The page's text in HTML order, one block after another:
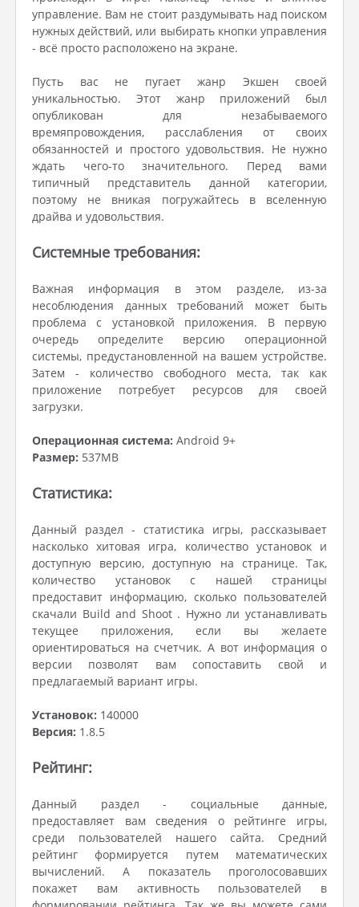
управление. Вам не стоит раздумывать над поиском
нужных действий, или выбирать кнопки управления
- всё просто расположено на экране.
Пусть вас не пугает жанр Экшен своей
уникальностью. Этот жанр приложений был
опубликован для незабываемого
времяпровождения, расслабления от своих
обязанностей и простого удовольствия. Не нужно
ждать чего-то значительного. Перед вами
типичный представитель данной категории,
поэтому не вникая погружайтесь в вселенную
драйва и удовольствия.
Системные требования:
Важная информация в этом разделе, из-за
несоблюдения данных требований может быть
проблема с установкой приложения. В первую
очередь определите версию операционной
системы, предустановленной на вашем устройстве.
Затем - количество свободного места, так как
приложение потребует ресурсов для своей
загрузки.
Операционная система: Android 9+
Размер: 537MB
Статистика:
Данный раздел - статистика игры, рассказывает
насколько хитовая игра, количество установок и
доступную версию, доступную на странице. Так,
количество установок с нашей страницы
предоставит информацию, сколько пользователей
скачали Build and Shoot . Нужно ли устанавливать
текущее приложения, если вы желаете
ориентироваться на счетчик. А вот информация о
версии позволят вам сопоставить свой и
предлагаемый вариант игры.
Установок: 140000
Версия: 1.8.5
Рейтинг:
Данный раздел - социальные данные,
предоставляет вам сведения о рейтинге игры,
среди пользователей нашего сайта. Средний
рейтинг формируется путем математических
вычислений. А показатель проголосовавших
покажет вам активность пользователей в